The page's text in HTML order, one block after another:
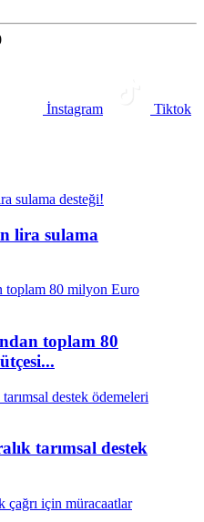
İnstagram Tiktok
lira sulama
toplam 80
tarımsal destek